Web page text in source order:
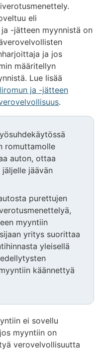
eli
-jätteen myynnistä on
ja jos
määritellyn
Lue lisää
ja -jätteen
.
romuttamolle
auton, ottaa
jäävän
purettujen
myyntiin
yritys suorittaa
yleisellä
käännettyä
ei sovellu
myyntiin on
verovelvollisuutta